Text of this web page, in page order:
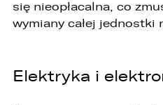
się nieopłacalna, co
wymiany całej jednostki
Elektryka i